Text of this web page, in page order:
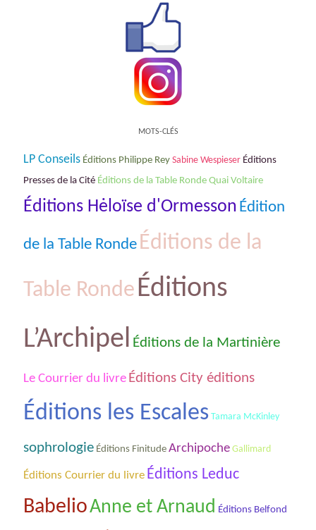
MOTS-CLÉS
LP Conseils Éditions Philippe Rey Sabine Wespieser Éditions
Presses de la Cité Éditions de la Table Ronde Quai Voltaire
Éditions Hėloïse d'Ormesson Édition
de la Table Ronde Éditions de la
Table RondeÉditions
L’Archipel Éditions de la Martinière
Le Courrier du livre Éditions City éditions
Éditions les Escales Tamara McKinley
sophrologie Éditions Finitude Archipoche Gallimard
Éditions Courrier du livre Éditions Leduc
BabelioAnne et Arnaud Éditions Belfond